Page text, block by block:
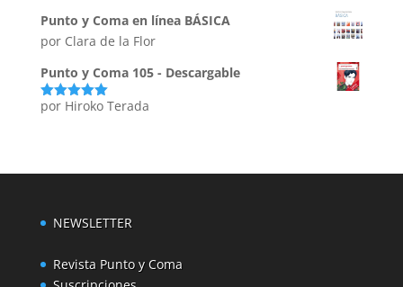
5
Punto y Coma en línea BÁSICA
por Clara de la Flor
Punto y Coma 105 - Descargable
Valorado
por Hiroko Terada
NEWSLETTER
Revista Punto y Coma